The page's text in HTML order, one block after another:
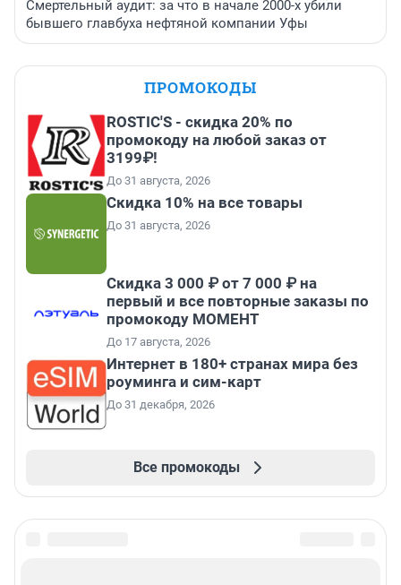
Смертельный аудит: за что в начале 2000-х убили
бывшего главбуха нефтяной компании Уфы
ПРОМОКОДЫ
ROSTIC'S - скидка 20% по
промокоду на любой заказ от
3199₽!
До 31 августа, 2026
Скидка 10% на все товары
До 31 августа, 2026
Скидка 3 000 ₽ от 7 000 ₽ на
первый и все повторные заказы по
промокоду МОМЕНТ
До 17 августа, 2026
Интернет в 180+ странах мира без
роуминга и сим-карт
До 31 декабря, 2026
Все промокоды